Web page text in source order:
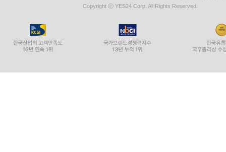
Copyright ⓒ YES24 Corp. All Rights Reserved.